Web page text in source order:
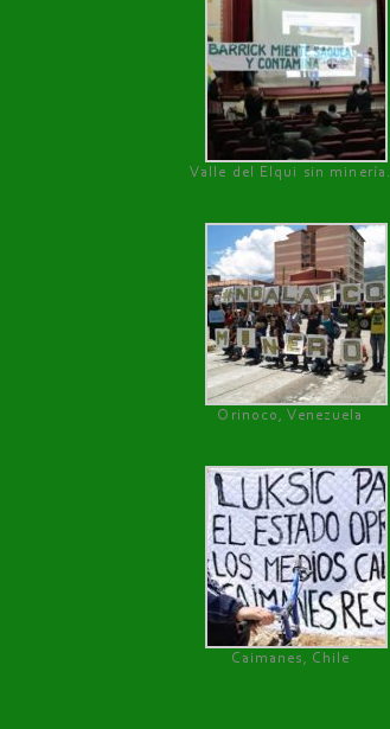
Valle del Elqui sin minería.
Orinoco, Venezuela
Caimanes, Chile